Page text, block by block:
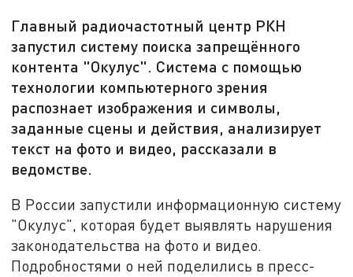
Главный радиочастотный центр РКН
запустил систему поиска запрещённого
контента "Окулус". Система с помощью
технологии компьютерного зрения
распознает изображения и символы,
заданные сцены и действия, анализирует
текст на фото и видео, рассказали в
ведомстве.
В России запустили информационную систему
"Окулус", которая будет выявлять нарушения
законодательства на фото и видео.
Подробностями о ней поделились в пресс-